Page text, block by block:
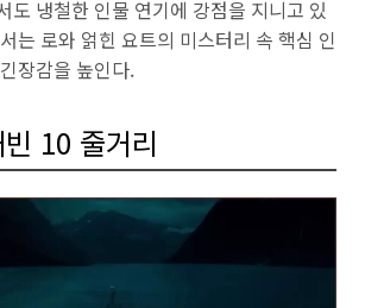
도 냉철한 인물 연기에 강점을 지니고 있
는 로와 얽힌 요트의 미스터리 속 핵심 인
장감을 높인다.
10 줄거리